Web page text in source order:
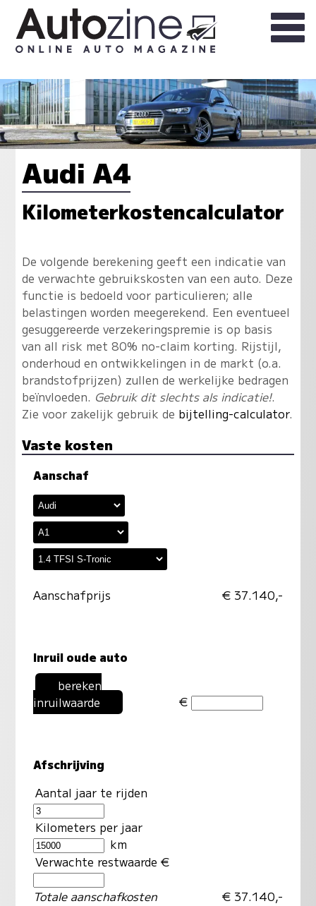
Audi A4
Kilometerkostencalculator
De volgende berekening geeft een indicatie van
de verwachte gebruikskosten van een auto. Deze
functie is bedoeld voor particulieren; alle
belastingen worden meegerekend. Een eventueel
gesuggereerde verzekeringspremie is op basis
van all risk met 80% no-claim korting. Rijstijl,
onderhoud en ontwikkelingen in de markt (o.a.
brandstofprijzen) zullen de werkelijke bedragen
beïnvloeden. Gebruik dit slechts als indicatie!.
Zie voor zakelijk gebruik de bijtelling-calculator.
Vaste kosten
Aanschaf
Aanschafprijs € 37.140,-
Inruil oude auto
bereken
inruilwaarde
€
Afschrijving
Aantal jaar te rijden
Kilometers per jaar
km
Verwachte restwaarde €
Totale aanschafkosten € 37.140,-